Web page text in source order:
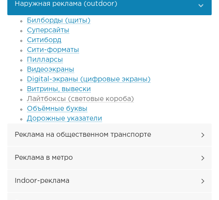
Наружная реклама (outdoor)
Билборды (щиты)
Суперсайты
Ситиборд
Сити-форматы
Пилларсы
Видеоэкраны
Digital-экраны (цифровые экраны)
Витрины, вывески
Лайтбоксы (световые короба)
Объёмные буквы
Дорожные указатели
Реклама на общественном транспорте
Реклама в метро
Indoor-реклама